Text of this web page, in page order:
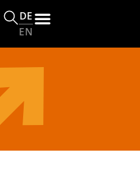
DE
EN